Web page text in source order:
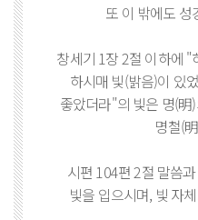
또 이 밖에도 성
창세기 1장 2절 이하에
하시매 빛(밝음)이 있
좋았더라"의 빛은 명(明
명철(
시편 104편 2절 말씀
빛을 입으시며, 빛 자